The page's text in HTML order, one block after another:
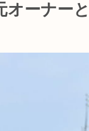
オーナー